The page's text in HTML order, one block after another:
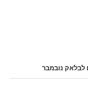
לבלאק נובמבר